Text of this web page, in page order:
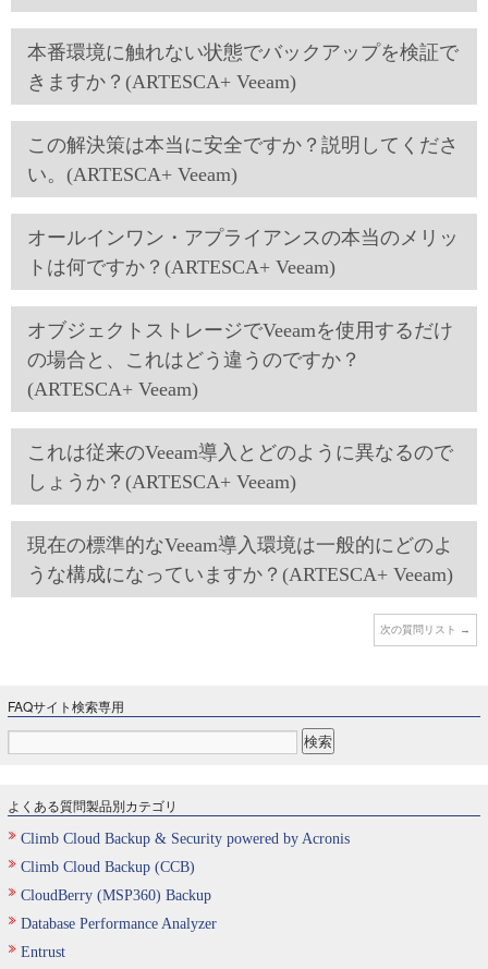
本番環境に触れない状態でバックアップを検証で
きますか？(ARTESCA+ Veeam)
この解決策は本当に安全ですか？説明してくださ
い。(ARTESCA+ Veeam)
オールインワン・アプライアンスの本当のメリッ
トは何ですか？(ARTESCA+ Veeam)
オブジェクトストレージでVeeamを使用するだけ
の場合と、これはどう違うのですか？
(ARTESCA+ Veeam)
これは従来のVeeam導入とどのように異なるので
しょうか？(ARTESCA+ Veeam)
現在の標準的なVeeam導入環境は一般的にどのよ
うな構成になっていますか？(ARTESCA+ Veeam)
次の質問リスト →
FAQサイト検索専用
よくある質問製品別カテゴリ
Climb Cloud Backup & Security powered by Acronis
Climb Cloud Backup (CCB)
CloudBerry (MSP360) Backup
Database Performance Analyzer
Entrust